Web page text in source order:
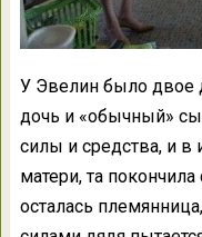
У Эвелин было двое
дочь и «обычный»
силы и средства, и
матери, та
осталась